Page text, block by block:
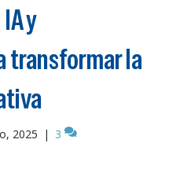
y
transformar la
2025 | 3